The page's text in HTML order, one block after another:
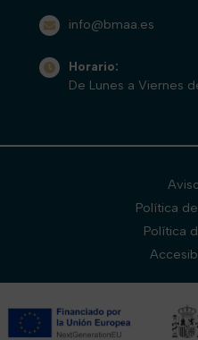
info@bmaa.es
Horario:
De Lunes a Viernes
Política
Política